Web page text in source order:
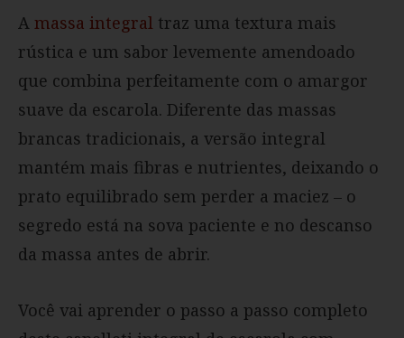
A massa integral traz uma textura mais
rústica e um sabor levemente amendoado
que combina perfeitamente com o amargor
suave da escarola. Diferente das massas
brancas tradicionais, a versão integral
mantém mais fibras e nutrientes, deixando o
prato equilibrado sem perder a maciez – o
segredo está na sova paciente e no descanso
da massa antes de abrir.
Você vai aprender o passo a passo completo